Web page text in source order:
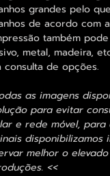
grandes pelo
de acordo com
também
metal, madeira,
consulta de opções.
as imagens
para evitar
e rede móvel,
disponibilizamos
melhor o
<<